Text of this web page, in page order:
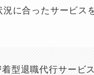
況に合ったサービス
型退職代行サービス